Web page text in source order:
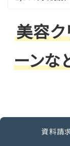
資料請
美容ク
ーンな